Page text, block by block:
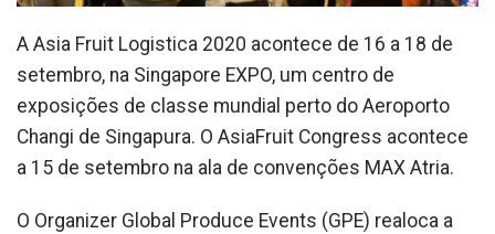
A Asia Fruit Logistica 2020 acontece de 16 a 18 de
setembro, na Singapore EXPO, um centro de
exposições de classe mundial perto do Aeroporto
Changi de Singapura. O AsiaFruit Congress acontece
a 15 de setembro na ala de convenções MAX Atria.
O Organizer Global Produce Events (GPE) realoca a